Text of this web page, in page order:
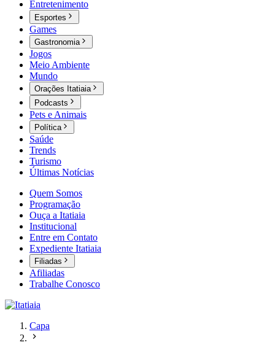
Entretenimento
Esportes
Games
Gastronomia
Jogos
Meio Ambiente
Mundo
Orações Itatiaia
Podcasts
Pets e Animais
Política
Saúde
Trends
Turismo
Últimas Notícias
Quem Somos
Programação
Ouça a Itatiaia
Institucional
Entre em Contato
Expediente Itatiaia
Filiadas
Afiliadas
Trabalhe Conosco
Capa